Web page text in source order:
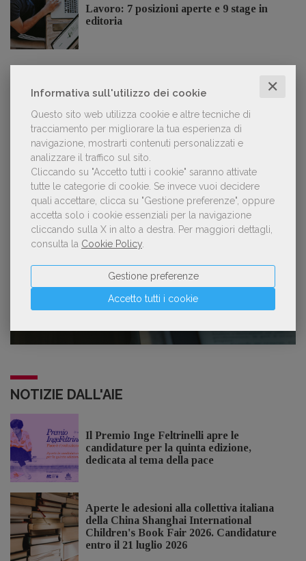
Informativa sull'utilizzo dei cookie ✕
Questo sito web utilizza cookie e altre tecniche di
tracciamento per migliorare la tua esperienza di
navigazione, mostrarti contenuti personalizzati e
analizzare il traffico sul sito.
Cliccando su "Accetto tutti i cookie" saranno attivate
tutte le categorie di cookie. Se invece vuoi decidere
quali accettare, clicca su "Gestione preferenze", oppure
accetta solo i cookie essenziali per la navigazione
cliccando sulla X in alto a destra. Per maggiori dettagli,
consulta la Cookie Policy
Accetto tutti i cookie
Gestione preferenze
Lavoro: 7 posizioni aperte e 9 stage in
editoria
LE PIÙ LETTE
Con Nolan l’Odissea torna al cinema e cresce in
libreria
Forse è il momento di cambiare prospettiva
sull’intelligenza artificiale
Kobo ha rifiutato il 45% dei testi ricevuti per
NOTIZIE DALL'AIE
Il Premio Inge Feltrinelli apre le
candidature per la quinta edizione,
dedicata al tema della pace
Aperte le adesioni alla collettiva italiana
della China Shanghai International
Children's Book Fair 2026. Candidature
entro il 21 luglio 2026